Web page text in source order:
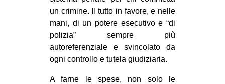
un crimine. Il tutto in favore, e nelle
mani, di un potere esecutivo e “di
polizia” sempre più
autoreferenziale e svincolato da
ogni controllo e tutela giudiziaria.
A farne le spese, non solo le